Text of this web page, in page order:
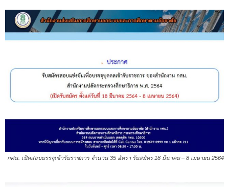
กศน. เปิดสอบบรรจุเข้ารับราชการ จำนวน 35 อัตรา รับสมัคร 18 มีนาคม – 8 เมษายน 2564